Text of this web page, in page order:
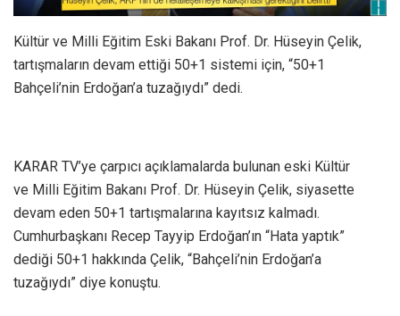
Kültür ve Milli Eğitim Eski Bakanı Prof. Dr. Hüseyin Çelik,
tartışmaların devam ettiği 50+1 sistemi için, “50+1
Bahçeli’nin Erdoğan’a tuzağıydı” dedi.
KARAR TV’ye çarpıcı açıklamalarda bulunan eski Kültür
ve Milli Eğitim Bakanı Prof. Dr. Hüseyin Çelik, siyasette
devam eden 50+1 tartışmalarına kayıtsız kalmadı.
Cumhurbaşkanı Recep Tayyip Erdoğan’ın “Hata yaptık”
dediği 50+1 hakkında Çelik, “Bahçeli’nin Erdoğan’a
tuzağıydı” diye konuştu.